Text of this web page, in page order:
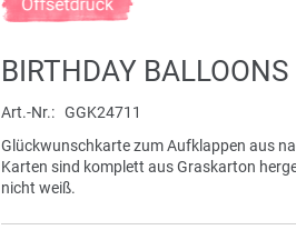
BIRTHDAY BALLOONS
Art.-Nr.
GGK24711
Glückwunschkarte zum Aufklappen aus
Karten sind komplett aus Graskarton
nicht weiß.